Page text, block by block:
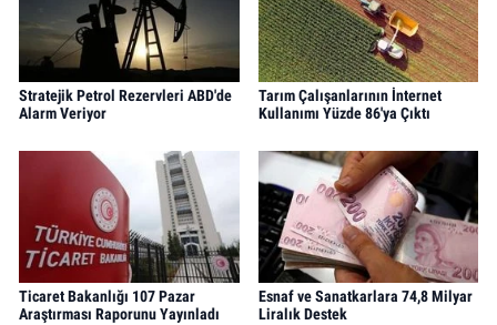
Stratejik Petrol Rezervleri ABD'de
Alarm Veriyor
Tarım Çalışanlarının İnternet
Kullanımı Yüzde 86'ya Çıktı
Ticaret Bakanlığı 107 Pazar
Araştırması Raporunu Yayınladı
Esnaf ve Sanatkarlara 74,8 Milyar
Liralık Destek